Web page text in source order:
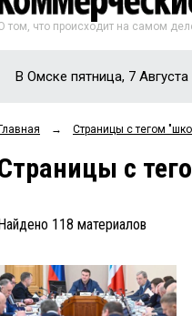
том, что происходит на самом
В Омске пятница, 7 Августа
Главная → Страницы c тегом
c
118 материалов